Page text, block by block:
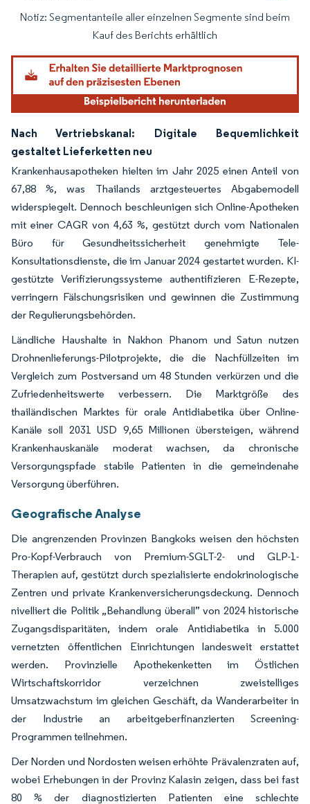
Bild © Mordor Intelligence. Wiederverwendung erfordert Namensnennung
Notiz: Segmentanteile aller einzelnen Segmente sind beim
Kauf des Berichts erhältlich
Nach Vertriebskanal: Digitale Bequemlichkeit
gestaltet Lieferketten neu
Krankenhausapotheken hielten im Jahr 2025 einen Anteil von
67,88 %, was Thailands arztgesteuertes Abgabemodell
widerspiegelt. Dennoch beschleunigen sich Online-Apotheken
mit einer CAGR von 4,63 %, gestützt durch vom Nationalen
Büro für Gesundheitssicherheit genehmigte Tele-
Konsultationsdienste, die im Januar 2024 gestartet wurden. KI-
gestützte Verifizierungssysteme authentifizieren E-Rezepte,
verringern Fälschungsrisiken und gewinnen die Zustimmung
der Regulierungsbehörden.
Ländliche Haushalte in Nakhon Phanom und Satun nutzen
Drohnenlieferungs-Pilotprojekte, die die Nachfüllzeiten im
Vergleich zum Postversand um 48 Stunden verkürzen und die
Zufriedenheitswerte verbessern. Die Marktgröße des
thailändischen Marktes für orale Antidiabetika über Online-
Kanäle soll 2031 USD 9,65 Millionen übersteigen, während
Krankenhauskanäle moderat wachsen, da chronische
Versorgungspfade stabile Patienten in die gemeindenahe
Versorgung überführen.
Geografische Analyse
Die angrenzenden Provinzen Bangkoks weisen den höchsten
Pro-Kopf-Verbrauch von Premium-SGLT-2- und GLP-1-
Therapien auf, gestützt durch spezialisierte endokrinologische
Zentren und private Krankenversicherungsdeckung. Dennoch
nivelliert die Politik „Behandlung überall” von 2024 historische
Zugangsdisparitäten, indem orale Antidiabetika in 5.000
vernetzten öffentlichen Einrichtungen landesweit erstattet
werden. Provinzielle Apothekenketten im Östlichen
Wirtschaftskorridor verzeichnen zweistelliges
Umsatzwachstum im gleichen Geschäft, da Wanderarbeiter in
der Industrie an arbeitgeberfinanzierten Screening-
Programmen teilnehmen.
Der Norden und Nordosten weisen erhöhte Prävalenzraten auf,
wobei Erhebungen in der Provinz Kalasin zeigen, dass bei fast
80 % der diagnostizierten Patienten eine schlechte